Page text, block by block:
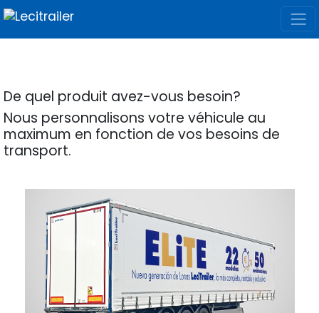
De quel produit avez-vous besoin?
Nous personnalisons votre véhicule au
maximum en fonction de vos besoins de
transport.